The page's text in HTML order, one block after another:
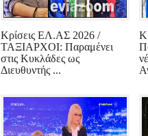
Κρίσεις ΕΛ.ΑΣ 2026 /
ΤΑΞΙΑΡΧΟΙ: Παραμένει
στις Κυκλάδες ως
Διευθυντής ...